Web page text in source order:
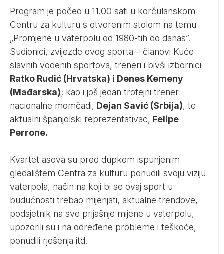
Program je počeo u 11.00 sati u korčulanskom
Centru za kulturu s otvorenim stolom na temu
„Promjene u vaterpolu od 1980-tih do danas”.
Sudionici, zvijezde ovog sporta – članovi Kuće
slavnih vodenih sportova, treneri i bivši izbornici
Ratko Rudić (Hrvatska) i Denes Kemeny
(Mađarska); kao i još jedan trofejni trener
nacionalne momčadi, Dejan Savić (Srbija), te
aktualni španjolski reprezentativac, Felipe
Perrone.
Kvartet asova su pred dupkom ispunjenim
gledalištem Centra za kulturu ponudili svoju viziju
vaterpola, način na koji bi se ovaj sport u
budućnosti trebao mijenjati, aktualne trendove,
podsjetnik na sve prijašnje mijene u vaterpolu,
upozorili su i na određene probleme i teškoće,
ponudili rješenja itd.